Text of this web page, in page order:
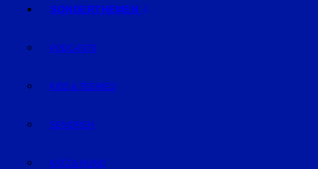
SONDERTHEMEN
PODCASTS
KIDS & TEENIES
SENIOREN
KATZ & HUND